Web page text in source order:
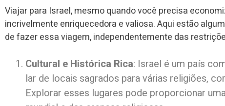
Viajar para Israel, mesmo quando você precisa
incrivelmente enriquecedora e valiosa. Aqui estão
de fazer essa viagem, independentemente das
Cultural e Histórica Rica: Israel é um país
lar de locais sagrados para várias religiões,
Explorar esses lugares pode proporcionar